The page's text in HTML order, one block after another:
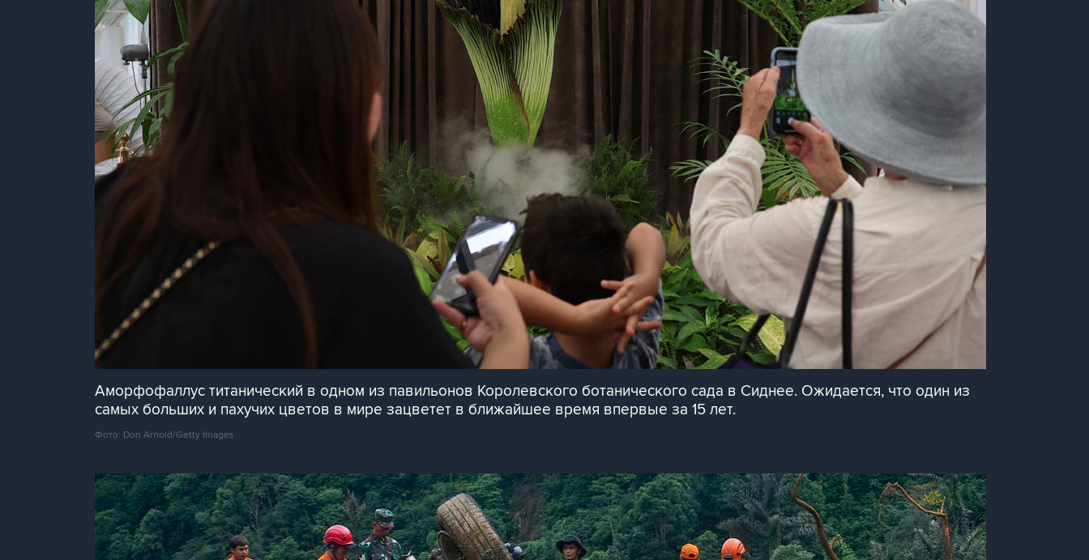
Аморфофаллус титанический в одном из павильонов Королевского ботанического сада в Сиднее. Ожидается, что один из
самых больших и пахучих цветов в мире зацветет в ближайшее время впервые за 15 лет.
Фото: Don Arnold/Getty Images